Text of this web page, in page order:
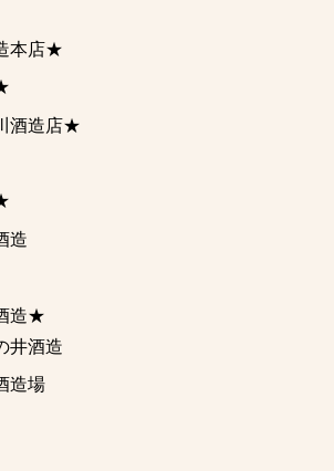
本店★
酒造店★
造
造★
井酒造
造場